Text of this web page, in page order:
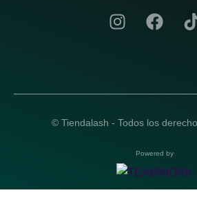
© Tiendalash - Todos los
Powered by